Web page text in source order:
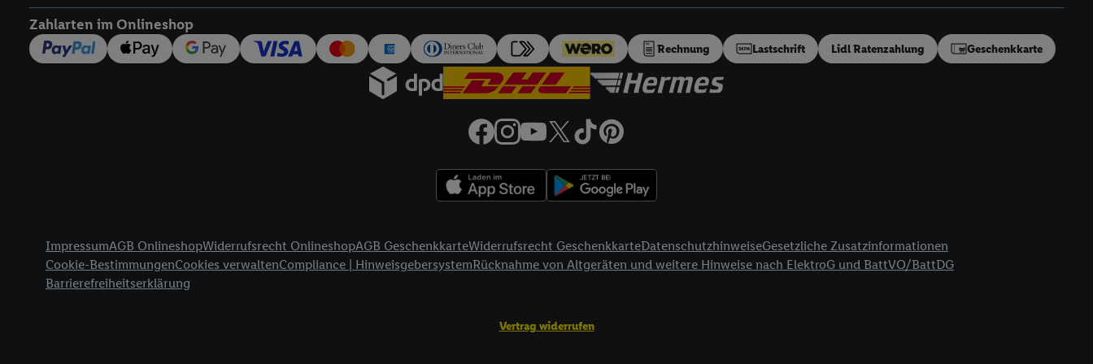
Zahlarten im Onlineshop
Rechnung Lastschrift Lidl Ratenzahlung Geschenkkarte
ImpressumAGB OnlineshopWiderrufsrecht OnlineshopAGB GeschenkkarteWiderrufsrecht GeschenkkarteDatenschutzhinweiseGesetzliche Zusatzinformationen
Cookie-BestimmungenCookies verwaltenCompliance | HinweisgebersystemRücknahme von Altgeräten und weitere Hinweise nach ElektroG und BattVO/BattDG
Barrierefreiheitserklärung
Vertrag widerrufen
widerrufen - jederzeit auch überdas Datenschutzportal von Utiq („consenthub“)oder über „Anpassen“/„Nutzung der
die Lidl-Dienste) widerrufen. Weitere Informationen finden Sie in denDatenschutzbestimmungen von Utiq.
Durch einen Klick auf „Ablehnen“ können Sie nur den Einsatz notwendiger Techniken zulassen. Durch einen Klick auf
„Zustimmen“ stimmen Sie allen Verarbeitungen zu sämtlichen vorgenannten Zwecken unter Einbindung sämtlicher
jederzeit mit Wirkung für die Zukunft zu widerrufen, finden Sie in unserenDatenschutzbestimmungen
Unter „Anpassen“ können Sie einzelne Verwendungszwecke oder Partner zulassen; das gilt auch für die
Gewährleistung der Sicherheit, Verhinderung und Aufdeckung von Betrug und Fehlerbehebung, Bereitstellung und
Verknüpfung verschiedener Endgeräte, Identifikation von Geräten anhand automatisch übermittelter Informationen,
Messung des Erfolgs von Werbekampagnen durch TTD und Nutzung der Telekommunikations-basierten Utiq-
Zugriff auf Informationen auf einem Endgerät. Entwicklung und Verbesserung der Angebote. Analyse von